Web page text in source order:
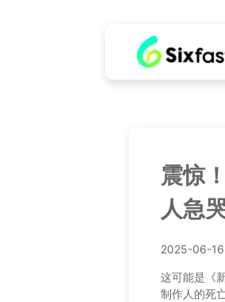
震惊
人急
2025-06-
这可能是《
制作人的死